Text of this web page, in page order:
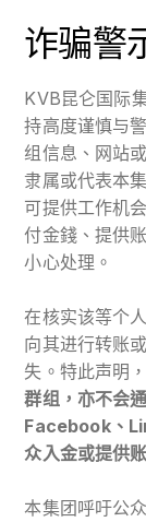
诈骗警
KVB昆仑国际
持高度谨慎与
组信息、网站
隶属或代表本
可提供工作机
付金錢、提供
小心处理。
在核实该等个
向其进行转账
失。特此声明，
群组，亦不会
Facebook、
众入金或提供
本集团呼吁公